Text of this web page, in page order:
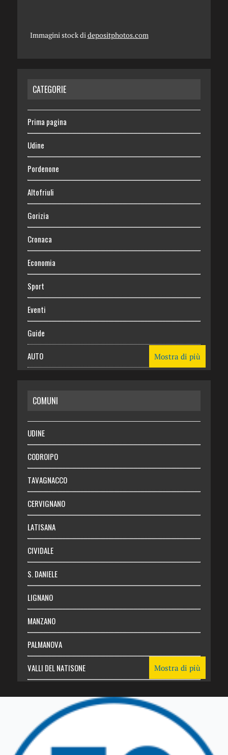
Immagini stock didepositphotos.com
CATEGORIE
Prima pagina
Udine
Pordenone
Altofriuli
Gorizia
Cronaca
Economia
Sport
Eventi
Guide
AUTO
RISPARMIO
SALUTE
Necrologie
Chi siamo
Abbonati
Login
Mostra di più
COMUNI
UDINE
CODROIPO
TAVAGNACCO
CERVIGNANO
LATISANA
CIVIDALE
S. DANIELE
LIGNANO
MANZANO
PALMANOVA
VALLI DEL NATISONE
TRICESIMO
TARCENTO
Mostra di più